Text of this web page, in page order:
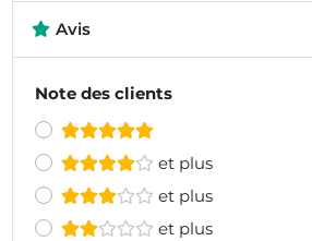
Avis
Note des clients
et plus
et plus
et plus